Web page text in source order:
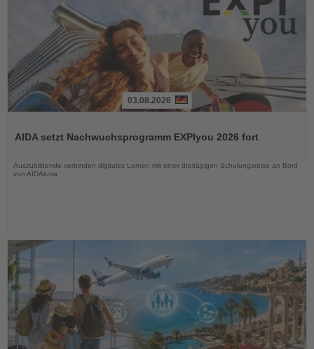
die
03.08.2026
AIDA setzt Nachwuchsprogramm EXPIyou 2026 fort
Auszubildende verbinden digitales Lernen mit einer dreitägigen Schulungsreise an Bord
von AIDAluna